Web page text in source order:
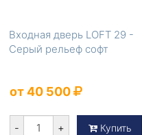
Входная дверь LOFT 29 -
Серый рельеф софт
от 40 500
- + Купить